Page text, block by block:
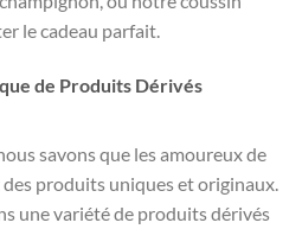
le cadeau parfait.
de Produits Dérivés
savons que les amoureux de
produits uniques et originaux.
une variété de produits dérivés